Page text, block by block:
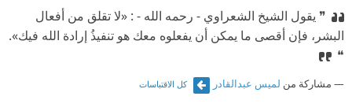
❞ يقول الشيخ الشعراوي - رحمه الله - : «لا تقلق من أفعال
البشر، فإن أقصى ما يمكن أن يفعلوه معك هو تنفيذُ إرادة الله فيك».
❝
مشاركة من لميس عبدالقادر كل الاقتباسات